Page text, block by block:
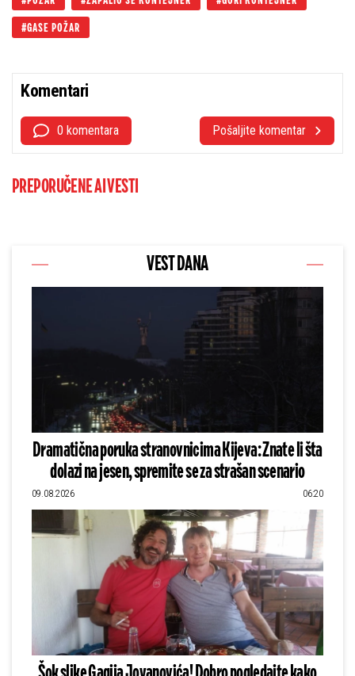
GASE POŽAR
Komentari
0 komentara Pošaljite komentar
PREPORUČENE AI VESTI
VEST DANA
Dramatična poruka stranovnicima Kijeva: Znate li šta
dolazi na jesen, spremite se za strašan scenario
09.08.2026 06:20